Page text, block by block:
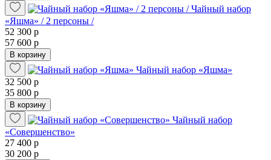
Чайный набор
«Яшма» / 2 персоны /
52 300 р
57 600 р
В корзину
Чайный набор «Яшма»
32 500 р
35 800 р
В корзину
Чайный набор
«Совершенство»
27 400 р
30 200 р